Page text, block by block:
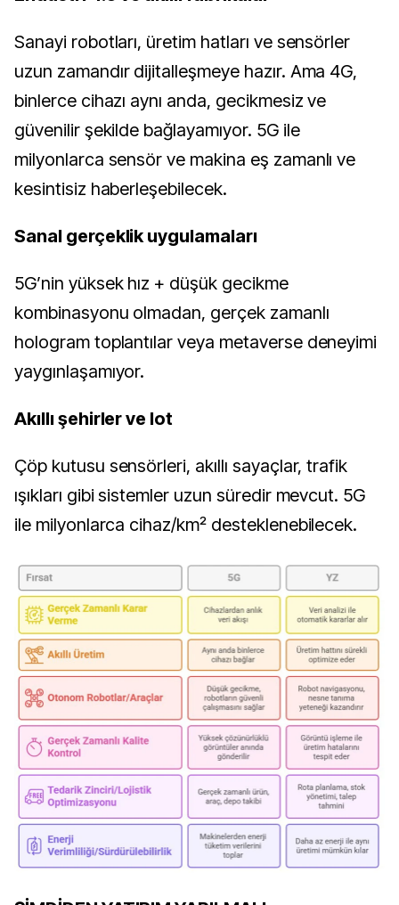
Sanayi robotları, üretim hatları ve sensörler
uzun zamandır dijitalleşmeye hazır. Ama 4G,
binlerce cihazı aynı anda, gecikmesiz ve
güvenilir şekilde bağlayamıyor. 5G ile
milyonlarca sensör ve makina eş zamanlı ve
kesintisiz haberleşebilecek.
Sanal gerçeklik uygulamaları
5G’nin yüksek hız + düşük gecikme
kombinasyonu olmadan, gerçek zamanlı
hologram toplantılar veya metaverse deneyimi
yaygınlaşamıyor.
Akıllı şehirler ve Iot
Çöp kutusu sensörleri, akıllı sayaçlar, trafik
ışıkları gibi sistemler uzun süredir mevcut. 5G
ile milyonlarca cihaz/km² desteklenebilecek.